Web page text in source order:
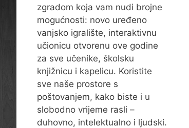
zgradom koja vam nudi brojne
mogućnosti: novo uređeno
vanjsko igralište, interaktivnu
učionicu otvorenu ove godine
za sve učenike, školsku
knjižnicu i kapelicu. Koristite
sve naše prostore s
poštovanjem, kako biste i u
slobodno vrijeme rasli –
duhovno, intelektualno i ljudski.